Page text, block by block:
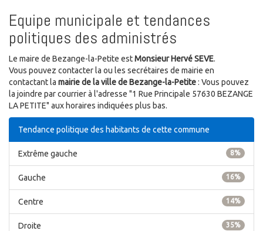
Equipe municipale et tendances
politiques des administrés
Le maire de Bezange-la-Petite estMonsieur Hervé SEVE.
Vous pouvez contacter la ou les secrétaires de mairie en
contactant la mairie de la ville de Bezange-la-Petite: Vous pouvez
la joindre par courrier à l'adresse "1 Rue Principale 57630 BEZANGE
LA PETITE" aux horaires indiquées plus bas.
Tendance politique des habitants de cette commune
8%
Extrême gauche
16%
Gauche
14%
Centre
35%
Droite